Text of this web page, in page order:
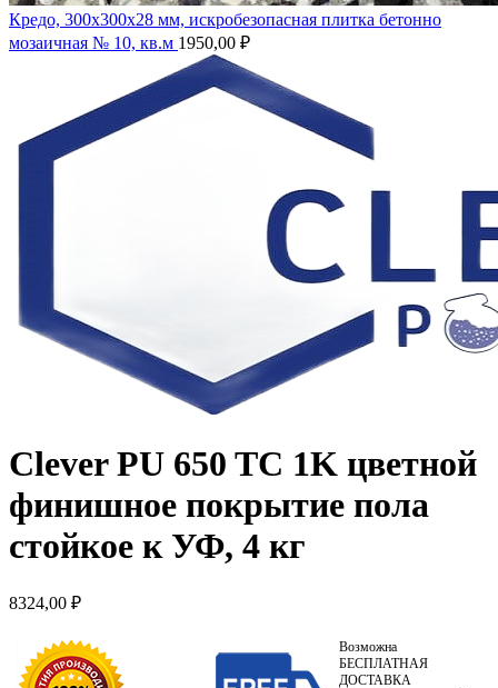
Кредо, 300х300х28 мм, искробезопасная плитка бетонно
мозаичная № 10, кв.м 1950,00 ₽
Clever PU 650 TC 1K цветной
финишное покрытие пола
стойкое к УФ, 4 кг
8324,00 ₽
Возможна
БЕСПЛАТНАЯ
ДОСТАВКА